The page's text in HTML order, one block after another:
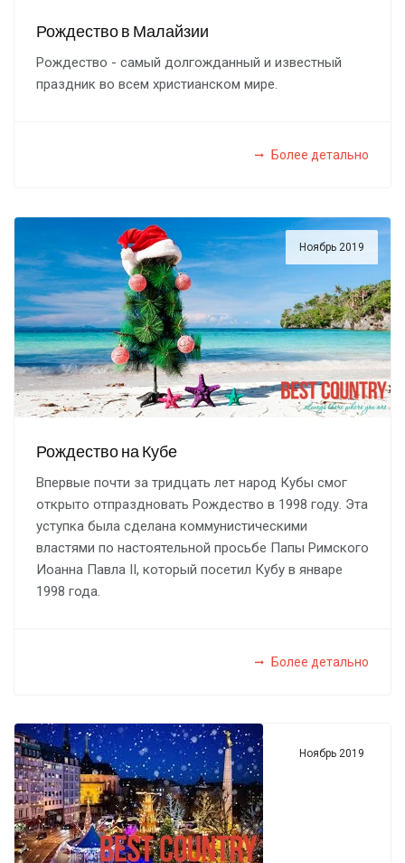
Рождество в Малайзии
Рождество - самый долгожданный и известный
праздник во всем христианском мире.
Более детально
Ноябрь 2019
Рождество на Кубе
Впервые почти за тридцать лет народ Кубы смог
открыто отпраздновать Рождество в 1998 году. Эта
уступка была сделана коммунистическими
властями по настоятельной просьбе Папы Римского
Иоанна Павла II, который посетил Кубу в январе
1998 года.
Более детально
Ноябрь 2019